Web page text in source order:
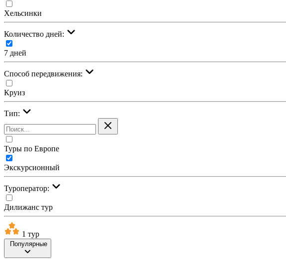
Хельсинки
Количество дней:
7 дней
Cпособ передвижения:
Круиз
Тип:
Туры по Европе
Экскурсионный
Туроператор:
Дилижанс тур
1 тур
Популярные